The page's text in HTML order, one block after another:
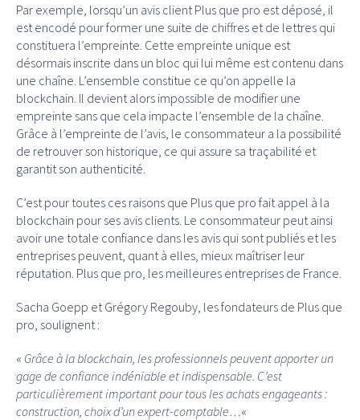
Par exemple, lorsqu’un avis client Plus que pro est déposé, il
est encodé pour former une suite de chiffres et de lettres qui
constituera l’empreinte. Cette empreinte unique est
désormais inscrite dans un bloc qui lui même est contenu dans
une chaîne. L’ensemble constitue ce qu’on appelle la
blockchain. Il devient alors impossible de modifier une
empreinte sans que cela impacte l’ensemble de la chaîne.
Grâce à l’empreinte de l’avis, le consommateur a la possibilité
de retrouver son historique, ce qui assure sa traçabilité et
garantit son authenticité.
C’est pour toutes ces raisons que Plus que pro fait appel à la
blockchain pour ses avis clients. Le consommateur peut ainsi
avoir une totale confiance dans les avis qui sont publiés et les
entreprises peuvent, quant à elles, mieux maîtriser leur
réputation. Plus que pro, les meilleures entreprises de France.
Sacha Goepp et Grégory Regouby, les fondateurs de Plus que
pro, soulignent :
« Grâce à la blockchain, les professionnels peuvent apporter un
gage de confiance indéniable et indispensable. C’est
particulièrement important pour tous les achats engageants :
construction, choix d’un expert-comptable…«